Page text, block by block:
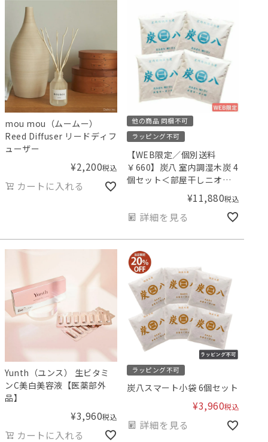
mou mou（ムームー）
Reed Diffuser リードディフ
ューザー
¥2,200税込
カートに入れる
他の商品 同梱不可
ラッピング不可
【WEB限定／個別送料
￥660】炭八 室内調湿木炭 4
個セット＜部屋干しニオイ
対策お試しセット＞
¥11,880税込
詳細を見る
Yunth（ユンス） 生ビタミ
ンC美白美容液【医薬部外
品】
¥3,960税込
カートに入れる
ラッピング不可
炭八スマート小袋 6個セット
¥3,960税込
詳細を見る